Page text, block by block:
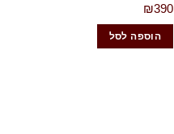
₪390
הוספה לסל